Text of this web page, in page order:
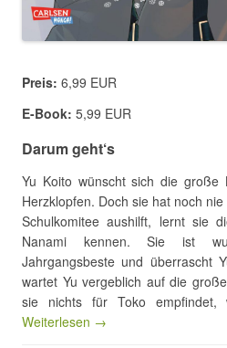
Preis: 6,99 EUR
E-Book: 5,99 EUR
Darum geht‘s
Yu Koito wünscht sich die große
Herzklopfen. Doch sie hat noch
Schulkomitee aushilft, lernt sie
Nanami kennen. Sie ist
Jahrgangsbeste und überrascht
wartet Yu vergeblich auf die
sie nichts für Toko
Weiterlesen →